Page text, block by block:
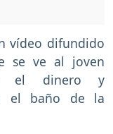
vídeo difundido
se ve al joven
el dinero y
el baño de la